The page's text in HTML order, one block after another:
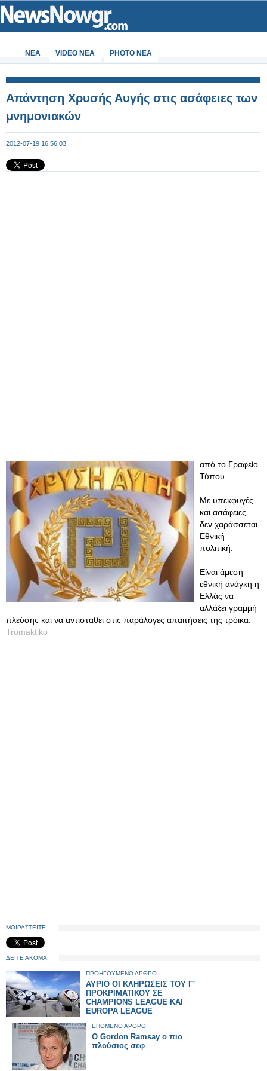
ΝΕΑ VIDEO NEA PHOTO NEA
Απάντηση Χρυσής Αυγής στις ασάφειες των
μνημονιακών
2012-07-19 16:56:03
από το Γραφείο
Τύπου
Με υπεκφυγές
και ασάφειες
δεν χαράσσεται
Εθνική
πολιτική.
Είναι άμεση
εθνική ανάγκη η
Ελλάς να
αλλάξει γραμμή
πλεύσης και να αντισταθεί στις παράλογες απαιτήσεις της τρόικα.
Tromaktiko
ΜΟΙΡΑΣΤΕΙΤΕ
ΔΕΙΤΕ ΑΚΟΜΑ
ΠΡΟΗΓΟΥΜΕΝΟ ΑΡΘΡΟ
ΑΥΡΙΟ ΟΙ ΚΛΗΡΩΣΕΙΣ ΤΟΥ Γ'
ΠΡΟΚΡΙΜΑΤΙΚΟΥ ΣΕ
CHAMPIONS LEAGUE KAI
EUROPA LEAGUE
ΕΠΟΜΕΝΟ ΑΡΘΡΟ
Ο Gordon Ramsay ο πιο
πλούσιος σεφ